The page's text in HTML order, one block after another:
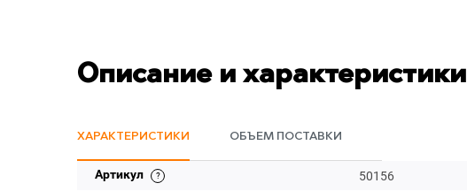
Описание и характеристики
ХАРАКТЕРИСТИКИ ОБЪЕМ ПОСТАВКИ
Артикул
50156